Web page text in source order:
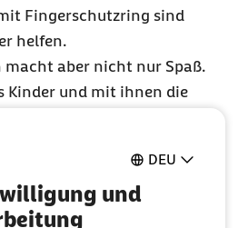
DEU
und
Fingerschutzring sind
helfen.
macht aber nicht nur Spaß.
Kinder und mit ihnen die
Chancen für eine
und vollwertige
schon Kinder können viel
Wert einer
lernen. Also zum